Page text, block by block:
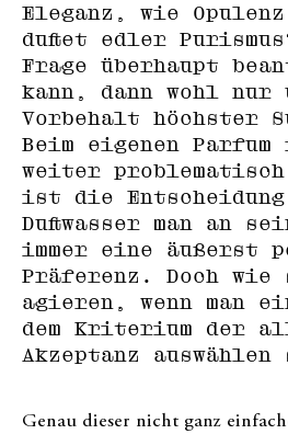
Eleganz, wie
duftet edler
Frage überhaupt
kann, dann wohl nur
Vorbehalt höchster
Beim eigenen
weiter
ist die
Duftwasser man an
immer eine äußerst
Präferenz. Doch wie
agieren, wenn man
dem Kriterium der
Akzeptanz
Genau dieser nicht ganz